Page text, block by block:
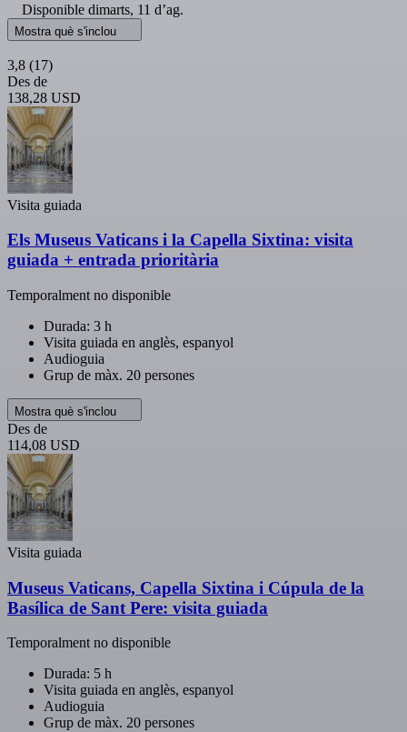
Disponible dimarts, 11 d’ag.
Mostra què s'inclou
3,8 (17)
Des de
138,28 USD
Visita guiada
Els Museus Vaticans i la Capella Sixtina: visita
guiada + entrada prioritària
Temporalment no disponible
Durada: 3 h
Visita guiada en anglès, espanyol
Audioguia
Grup de màx. 20 persones
Mostra què s'inclou
Des de
114,08 USD
Visita guiada
Museus Vaticans, Capella Sixtina i Cúpula de la
Basílica de Sant Pere: visita guiada
Temporalment no disponible
Durada: 5 h
Visita guiada en anglès, espanyol
Audioguia
Grup de màx. 20 persones